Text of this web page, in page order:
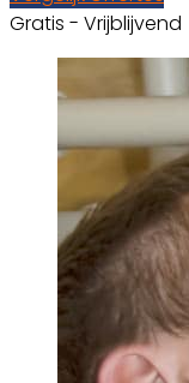
Gratis - Vrijblijvend